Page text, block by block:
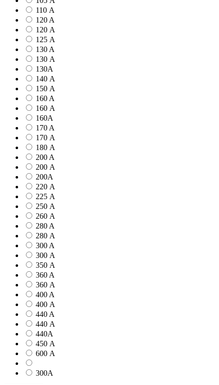
110 А
120 A
120 А
125 А
130 A
130 А
130А
140 А
150 А
160 A
160 А
160А
170 A
170 А
180 А
200 A
200 А
200А
220 А
225 А
250 А
260 А
280 A
280 А
300 A
300 А
350 А
360 A
360 А
400 A
400 А
440 A
440 А
440А
450 А
600 А
300А